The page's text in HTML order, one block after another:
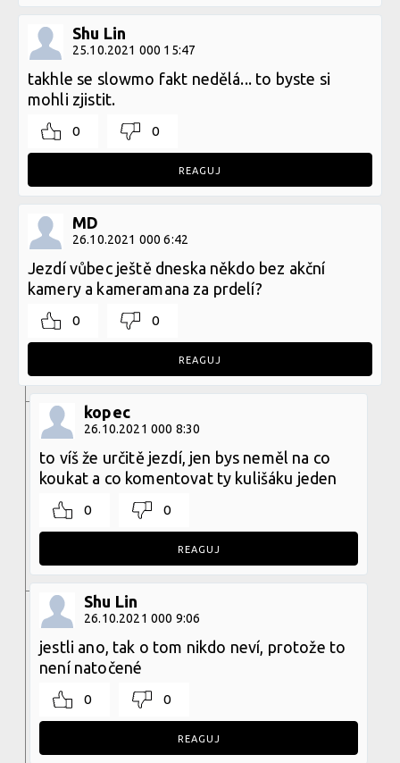
Shu Lin
25.10.2021 000 15:47
takhle se slowmo fakt nedělá... to byste si
mohli zjistit.
0 0
REAGUJ
MD
26.10.2021 000 6:42
Jezdí vůbec ještě dneska někdo bez akční
kamery a kameramana za prdelí?
0 0
REAGUJ
kopec
26.10.2021 000 8:30
to víš že určitě jezdí, jen bys neměl na co
koukat a co komentovat ty kulišáku jeden
0 0
REAGUJ
Shu Lin
26.10.2021 000 9:06
jestli ano, tak o tom nikdo neví, protože to
není natočené
0 0
REAGUJ